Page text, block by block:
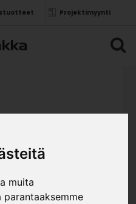
muita
Projektimyynti